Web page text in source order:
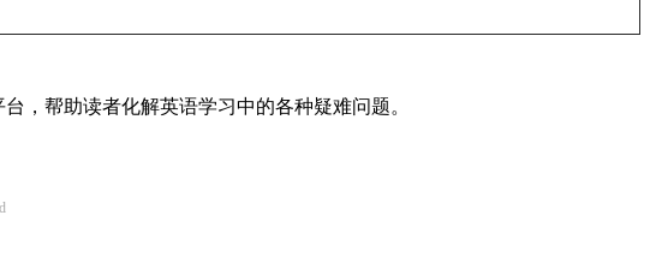
，帮助读者化解英语学习中的各种疑难问题。